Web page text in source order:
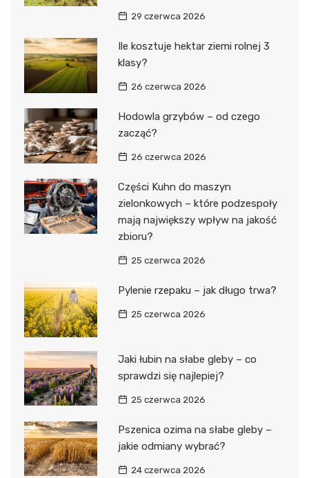
29 czerwca 2026
Ile kosztuje hektar ziemi rolnej 3
klasy?
26 czerwca 2026
Hodowla grzybów – od czego
zacząć?
26 czerwca 2026
Części Kuhn do maszyn
zielonkowych – które podzespoły
mają największy wpływ na jakość
zbioru?
25 czerwca 2026
Pylenie rzepaku – jak długo trwa?
25 czerwca 2026
Jaki łubin na słabe gleby – co
sprawdzi się najlepiej?
25 czerwca 2026
Pszenica ozima na słabe gleby –
jakie odmiany wybrać?
24 czerwca 2026